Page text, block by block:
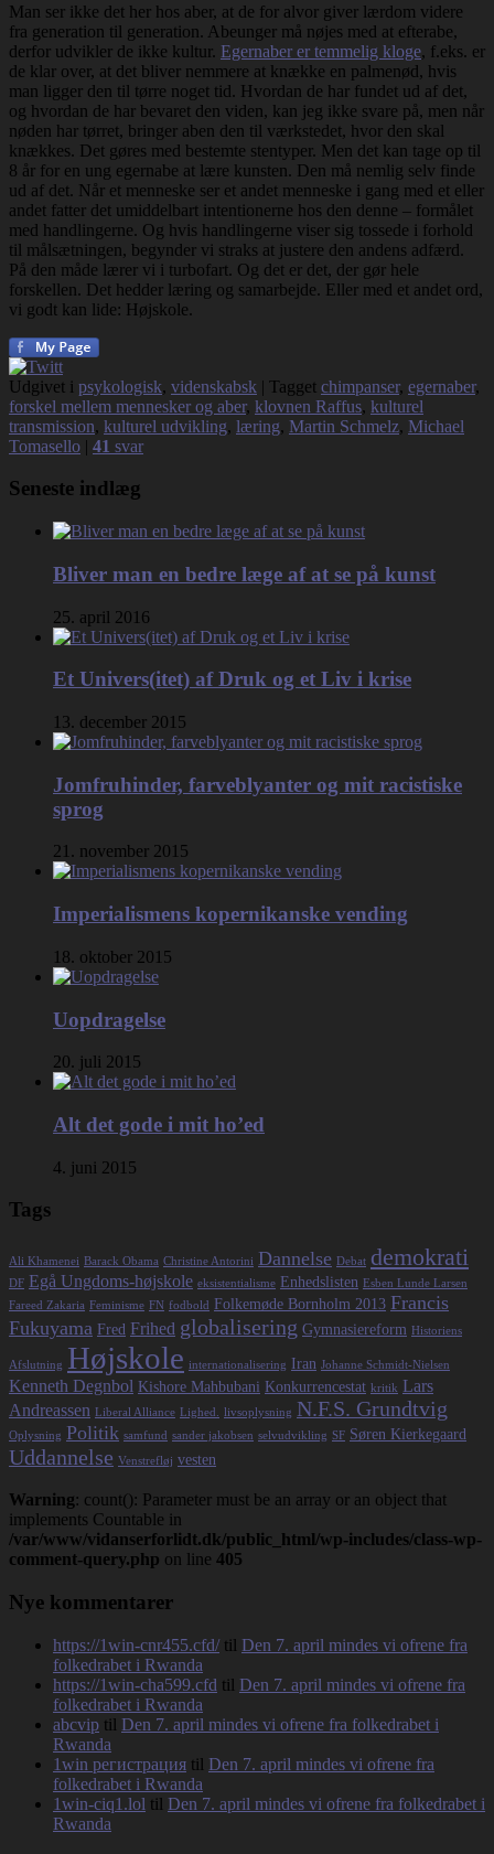
Man ser ikke det her hos aber, at de for alvor giver lærdom videre
fra generation til generation. Abeunger må nøjes med at efterabe,
derfor udvikler de ikke kultur. Egernaber er temmelig kloge, f.eks. er
de klar over, at det bliver nemmere at knække en palmenød, hvis
man ligger den til tørre noget tid. Hvordan de har fundet ud af det,
og hvordan de har bevaret den viden, kan jeg ikke svare på, men når
nøden har tørret, bringer aben den til værkstedet, hvor den skal
knækkes. Det gøres med bestemte stentyper. Men det kan tage op til
8 år for en ung egernabe at lære kunsten. Den må nemlig selv finde
ud af det. Når et menneske ser et andet menneske i gang med et eller
andet fatter det umiddelbart intentionerne hos den denne – formålet
med handlingerne. Og hvis handlingerne viser sig tossede i forhold
til målsætningen, begynder vi straks at justere den andens adfærd.
På den måde lærer vi i turbofart. Og det er det, der gør hele
forskellen. Det hedder læring og samarbejde. Eller med et andet ord,
vi godt kan lide: Højskole.
Udgivet i psykologisk, videnskabsk | Tagget chimpanser, egernaber,
forskel mellem mennesker og aber, klovnen Raffus, kulturel
transmission, kulturel udvikling, læring, Martin Schmelz, Michael
Tomasello | 41 svar
Seneste indlæg
Bliver man en bedre læge af at se på kunst
25. april 2016
Et Univers(itet) af Druk og et Liv i krise
13. december 2015
Jomfruhinder, farveblyanter og mit racistiske
sprog
21. november 2015
Imperialismens kopernikanske vending
18. oktober 2015
Uopdragelse
20. juli 2015
Alt det gode i mit ho’ed
4. juni 2015
Tags
Ali Khamenei Barack Obama Christine Antorini Dannelse Debat demokrati
DF Egå Ungdoms-højskole eksistentialisme Enhedslisten Esben Lunde Larsen
Fareed Zakaria Feminisme FN fodbold Folkemøde Bornholm 2013 Francis
Fukuyama Fred Frihed globalisering Gymnasiereform Historiens
Afslutning Højskole internationalisering Iran Johanne Schmidt-Nielsen
Kenneth Degnbol Kishore Mahbubani Konkurrencestat kritik Lars
Andreassen Liberal Alliance Lighed. livsoplysning N.F.S. Grundtvig
Oplysning Politik samfund sander jakobsen selvudvikling SF Søren Kierkegaard
Uddannelse Venstrefløj vesten
Warning: count(): Parameter must be an array or an object that
implements Countable in
/var/www/vidanserforlidt.dk/public_html/wp-includes/class-wp-
comment-query.php on line 405
Nye kommentarer
https://1win-cnr455.cfd/til Den 7. april mindes vi ofrene fra
folkedrabet i Rwanda
https://1win-cha599.cfd til Den 7. april mindes vi ofrene fra
folkedrabet i Rwanda
abcvip til Den 7. april mindes vi ofrene fra folkedrabet i
Rwanda
1win регистрация til Den 7. april mindes vi ofrene fra
folkedrabet i Rwanda
1win-ciq1.lol til Den 7. april mindes vi ofrene fra folkedrabet i
Rwanda